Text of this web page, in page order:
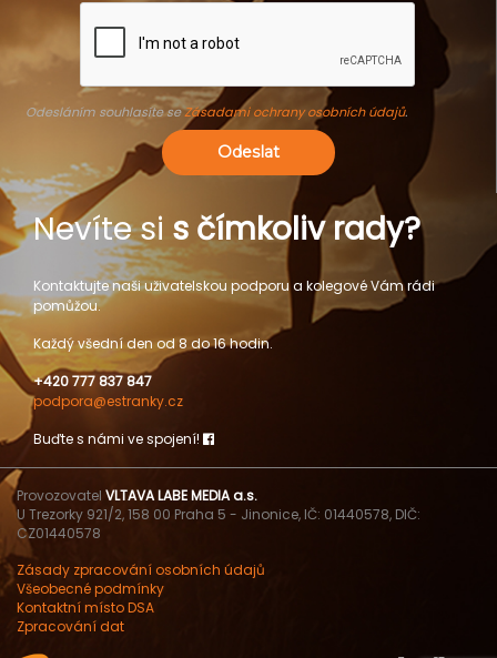
Odesláním souhlasíte seZásadami ochrany osobních údajů.
Odeslat
Nevíte si s čímkoliv rady?
Kontaktujte naši uživatelskou podporu a kolegové Vám rádi
pomůžou.
Každý všední den od 8 do 16 hodin.
+420 777 837 847
podpora@estranky.cz
Buďte s námi ve spojení!
Provozovatel VLTAVA LABE MEDIA a.s.
U Trezorky 921/2, 158 00 Praha 5 - Jinonice, IČ: 01440578, DIČ:
CZ01440578
Zásady zpracování osobních údajů
Všeobecné podmínky
Kontaktní místo DSA
Zpracování dat